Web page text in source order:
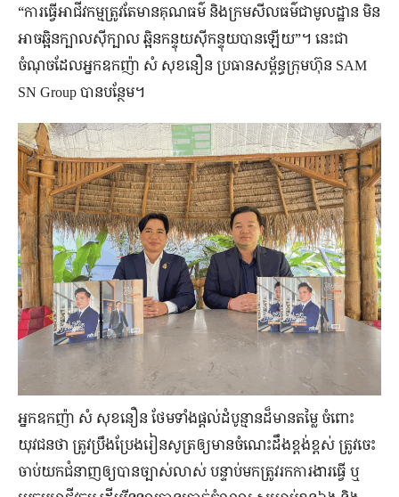
“ការ​ធ្វើ​អាជីវកម្ម​ត្រូវតែ​មាន​គុណធម៌ និង​ក្រម​សីល​ធម៌​ជា​មូលដ្ឋាន មិន​
អាច​ឆ្អិន​ក្បាល​ស៊ី​ក្បាល ឆ្អិន​កន្ទុយ​ស៊ី​កន្ទុយ​បាន​ឡើយ”។ នេះ​ជា​
ចំណុច​ដែល​អ្នក​ឧកញ៉ា សំ សុខនឿន ប្រធាន​សម្ព័ន្ធ​ក្រុមហ៊ុន SAM
SN Group បាន​បន្ថែម។
អ្នកឧកញ៉ា សំ សុខនឿន ថែមទាំង​ផ្ដល់​ដំបូន្មាន​ដ៏​មាន​តម្លៃ ចំពោះ​
យុវជន​ថា ត្រូវ​ប្រឹងប្រែង​រៀន​សូត្រ​ឲ្យ​មាន​ចំណេះដឹង​ខ្ពង់ខ្ពស់ ត្រូវ​ចេះ​
ចាប់​យក​ជំនាញ​ឲ្យ​បាន​ច្បាស់លាស់ បន្ទាប់​មក​ត្រូវ​រក​ការងារ​ធ្វើ ឬ​